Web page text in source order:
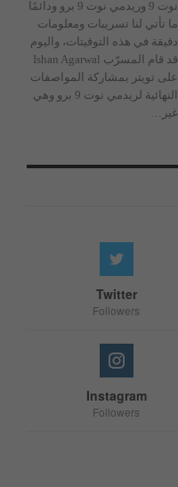
نوت 9 وريدمي نوت 9 برو ودائمًا
ما تأتي لنا تسريبات ومعلومات
دقيقة في هذه التوقيتات، واليوم
قد قام المسرّب Ishan Agarwal
على تويتر بمشاركة المواصفات
النهائية لريدمي نوت 9 برو وهي
غير…
Twitter
Followers
Instagram
Followers